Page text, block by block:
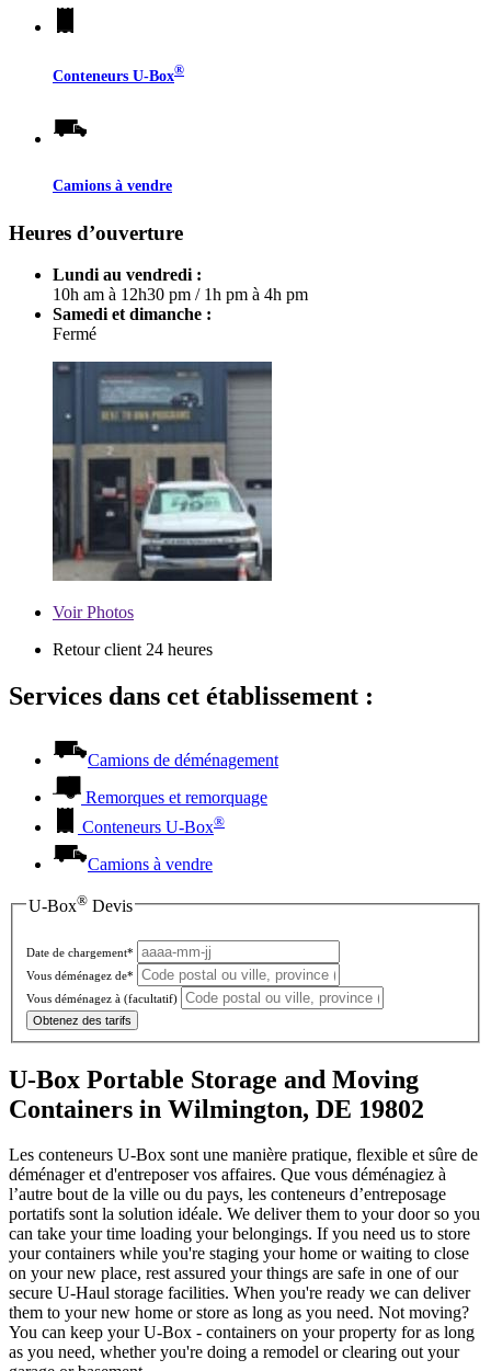
Conteneurs U-Box®
Camions à vendre
Heures d’ouverture
Lundi au vendredi :
10h am à 12h30 pm / 1h pm à 4h pm
Samedi et dimanche :
Fermé
VoirPhotos
Retour client 24 heures
Services dans cet établissement :
Camions de déménagement
Remorques et remorquage
Conteneurs U-Box®
Camions à vendre
U-Box® Devis
Date de chargement*
Vous déménagez de*
Vous déménagez à (facultatif)
Obtenez des tarifs
U-Box Portable Storage and Moving
Containers in Wilmington, DE 19802
Les conteneurs U-Box sont une manière pratique, flexible et sûre de
déménager et d'entreposer vos affaires. Que vous déménagiez à
l’autre bout de la ville ou du pays, les conteneurs d’entreposage
portatifs sont la solution idéale. We deliver them to your door so you
can take your time loading your belongings. If you need us to store
your containers while you're staging your home or waiting to close
on your new place, rest assured your things are safe in one of our
secure U-Haul storage facilities. When you're ready we can deliver
them to your new home or store as long as you need. Not moving?
You can keep yourU-Box - containers on your property for as long
as you need, whether you're doing a remodel or clearing out your